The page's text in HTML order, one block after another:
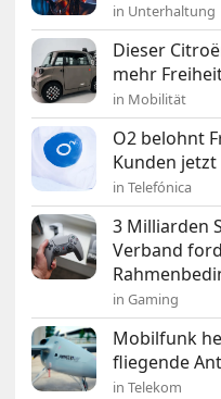
in Unterhaltung
Dieser
mehr
in Mobilität
O2 belohnt
Kunden
in Telefónica
3 Milliarden
Verband
in Gaming
Mobilfunk
fliegende
in Telekom